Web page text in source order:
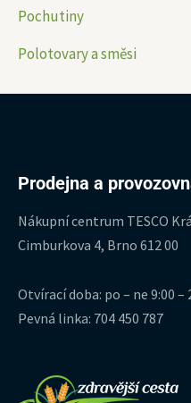
Pochutiny
Polotovary a směsi
Prodejna a
Nákupní centrum TESCO
Cimburkova 4, Brno 612 00
Otvírací doba: po – ne 9:00 –
Pevná linka: 704 450 787